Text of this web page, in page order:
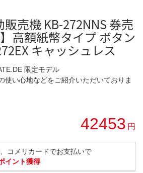
売機 KB-272NNS 券売
高額紙幣タイプ ボタン
キャッシュレス
限定モデル
使い心地などをご紹介いただいておりま
42453 円
コメリカードでお支払いで
イント獲得